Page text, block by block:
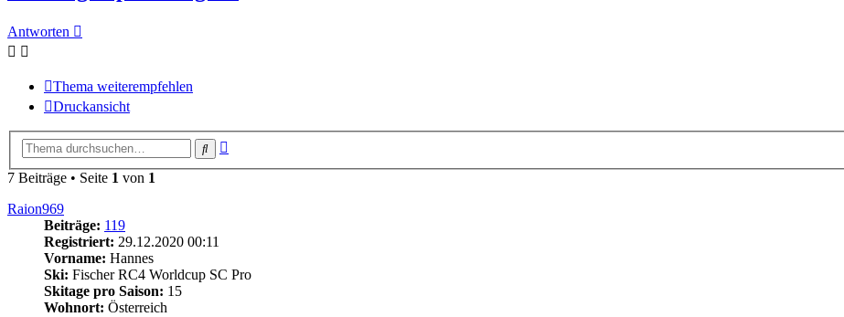
Antworten
Thema weiterempfehlen
Druckansicht
Suche
7 Beiträge • Seite 1 von 1
Raion969
Beiträge: 119
Registriert: 29.12.2020 00:11
Vorname: Hannes
Ski: Fischer RC4 Worldcup SC Pro
Skitage pro Saison: 15
Wohnort: Österreich